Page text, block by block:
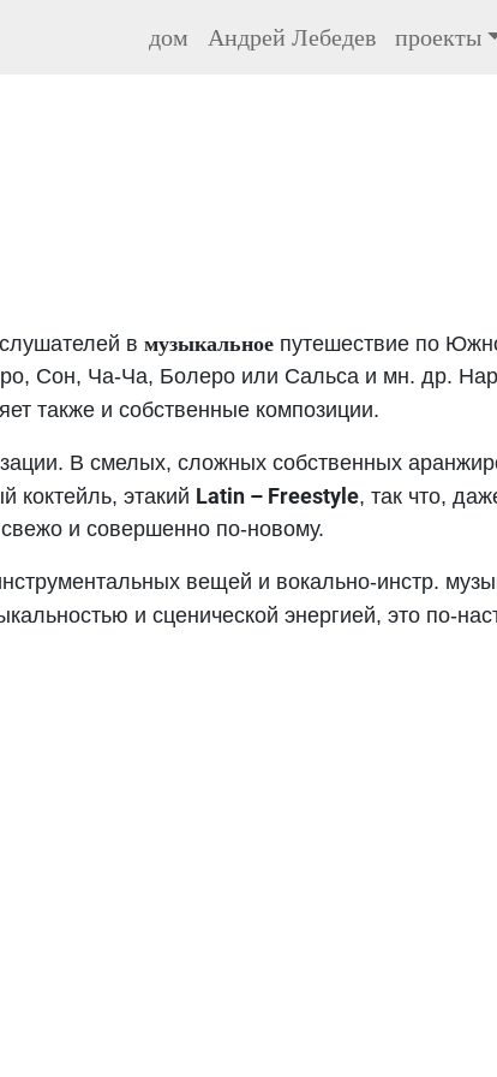
дом Андрей Лебедев проекты
в музыкальное путешествие по
Сон, Ча-Ча, Болеро или Сальса и мн. др.
также и собственные композиции.
В смелых, сложных собственных
коктейль, этакий Latin – Freestyle, так что,
свежо и совершенно по-новому.
вещей и вокально-инстр.
и сценической энергией, это по-